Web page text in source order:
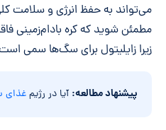
می‌تواند به حفظ انرژی و سلامت
مطمئن شوید که کره بادام‌زمینی
زیرا زایلیتول برای سگ‌ها سمی
پیشنهاد مطالعه: آیا در رژیمغذای